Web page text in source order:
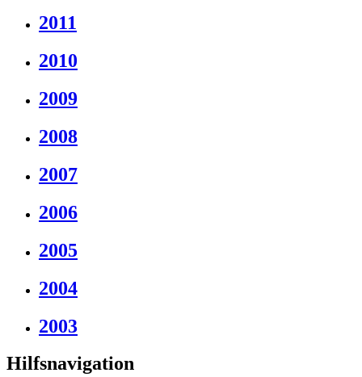
2011
2010
2009
2008
2007
2006
2005
2004
2003
Hilfsnavigation